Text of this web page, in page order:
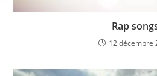
Rap
12 décembre